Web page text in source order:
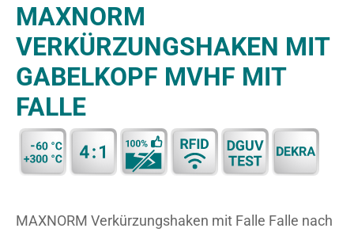
MAXNORM
VERKÜRZUNGSHAKEN MIT
GABELKOPF MVHF MIT
FALLE
MAXNORM Verkürzungshaken mit Falle Falle nach